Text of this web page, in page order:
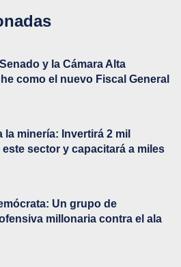
y la Cámara Alta
como el nuevo Fiscal General
minería: Invertirá 2 mil
sector y capacitará a miles
Un grupo de
millonaria contra el ala